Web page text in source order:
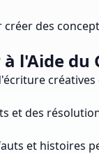
des
l'Aide
et des
et histoires